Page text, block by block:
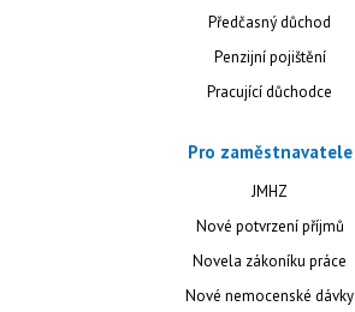
Předčasný důchod
Penzijní pojištění
Pracující důchodce
Pro zaměstnavatele
JMHZ
Nové potvrzení příjmů
Novela zákoníku práce
Nové nemocenské dávky